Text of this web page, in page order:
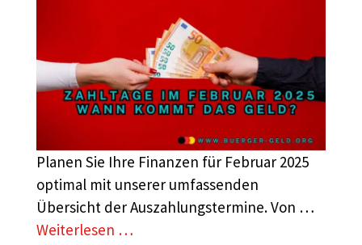
Planen Sie Ihre Finanzen für Februar 2025
optimal mit unserer umfassenden
Übersicht der Auszahlungstermine. Von …
Weiterlesen …